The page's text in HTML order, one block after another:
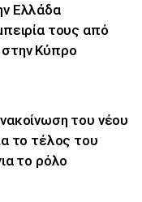
Ελλάδα
τους από
Κύπρο
του νέου
το τέλος του
το ρόλο